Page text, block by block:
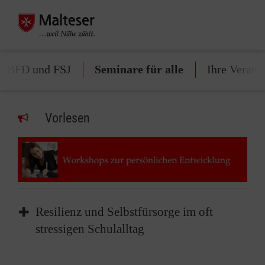
BFD und FSJ Seminare für alle Ihre
Vorlesen
Resilienz und Selbstfürsorge im oft
stressigen Schulalltag